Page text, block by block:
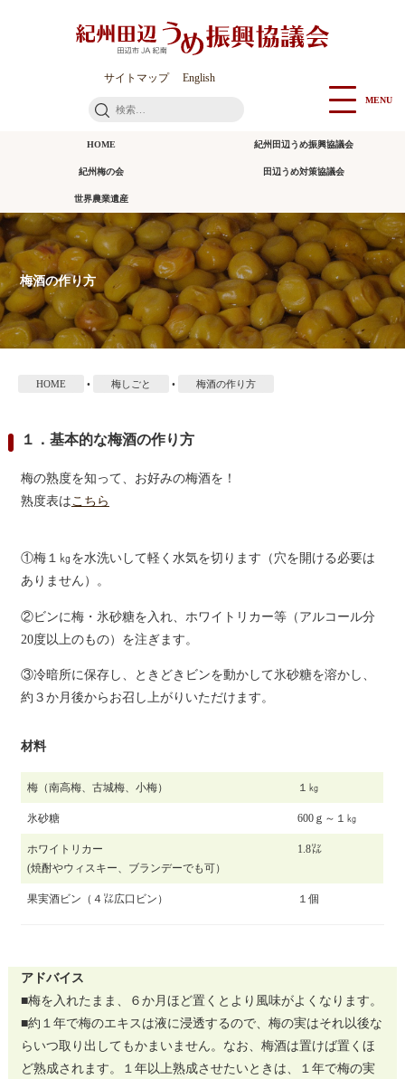
サイトマップ English
検
MENU
HOME 紀州田辺うめ振興協議会
紀州梅の会 田辺うめ対策協議会
世界農業遺産
梅酒の作り方
HOME • 梅しごと • 梅酒の作り方
１．基本的な梅酒の作り方
梅の熟度を知って、お好みの梅酒を！
熟度表はこちら
①梅１㎏を水洗いして軽く水気を切ります（穴を開ける必要は
ありません）。
②ビンに梅・氷砂糖を入れ、ホワイトリカー等（アルコール分
20度以上のもの）を注ぎます。
③冷暗所に保存し、ときどきビンを動かして氷砂糖を溶かし、
約３か月後からお召し上がりいただけます。
材料
梅（南高梅、古城梅、小梅） １㎏
氷砂糖 600ｇ～１㎏
ホワイトリカー
(焼酎やウィスキー、ブランデーでも可）
1.8㍑
果実酒ビン（４㍑広口ビン） １個
アドバイス
■梅を入れたまま、６か月ほど置くとより風味がよくなります。
■約１年で梅のエキスは液に浸透するので、梅の実はそれ以後な
らいつ取り出してもかまいません。なお、梅酒は置けば置くほ
ど熟成されます。１年以上熟成させたいときは、１年で梅の実